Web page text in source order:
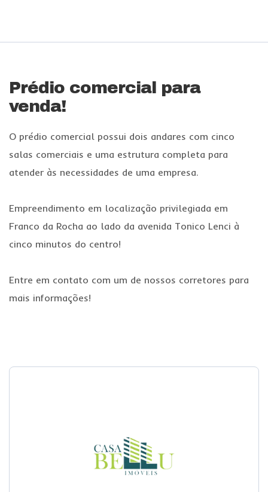
Prédio comercial para
venda!
O prédio comercial possui dois andares com cinco
salas comerciais e uma estrutura completa para
atender às necessidades de uma empresa.
Empreendimento em localização privilegiada em
Franco da Rocha ao lado da avenida Tonico Lenci à
cinco minutos do centro!
Entre em contato com um de nossos corretores para
mais informações!